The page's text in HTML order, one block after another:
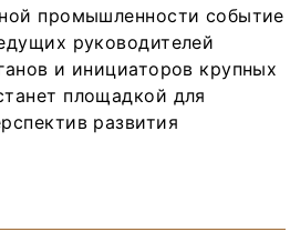
Мероприятия
Каталог
промышленности событие
руководителей
и инициаторов крупных
площадкой для
развития